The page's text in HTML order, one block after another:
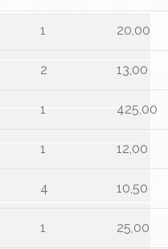
1 20,00
2 13,00
1 425,00
1 12,00
4 10,50
1 25,00